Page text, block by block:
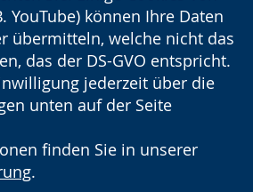
YouTube) können Ihre Daten
übermitteln, welche nicht das
das der DS-GVO entspricht.
jederzeit über die
unten auf der Seite
finden Sie in unserer
.